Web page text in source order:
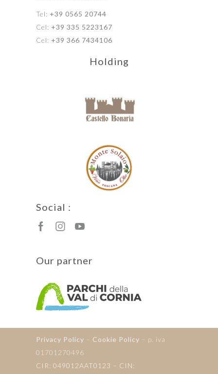
Tel: +39 0565 20744
Cel: +39 335 5223167
Cel: +39 366 7434106
Holding
Social :
Our partner
Privacy Policy – Cookie Policy – p. iva
01701270496
CIR: 049012AAT0123 – CIN: